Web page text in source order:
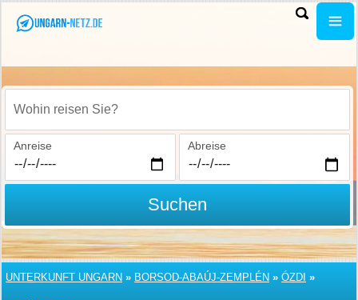
Wohin reisen Sie?
Anreise Abreise
Suchen
UNTERKUNFT UNGARN » BORSOD-ABAÚJ-ZEMPLÉN » ÓZDI »